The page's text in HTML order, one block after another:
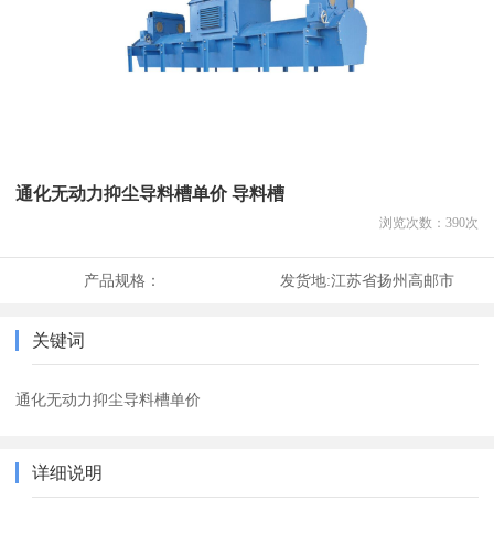
通化无动力抑尘导料槽单价 导料槽
浏览次数： 390次
产品规格： 发货地:江苏省扬州高邮市
关键词
通化无动力抑尘导料槽单价
详细说明